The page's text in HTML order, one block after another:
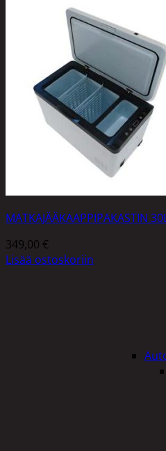
MATKAJÄÄKAAPPIPAKASTIN
349,00 €
Lisää ostoskoriin